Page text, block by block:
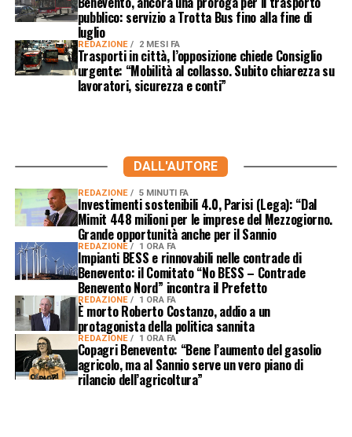
pubblico: servizio a Trotta Bus fino alla fine di
luglio
REDAZIONE 2 MESI FA
Trasporti in città, l’opposizione chiede Consiglio
urgente: “Mobilità al collasso. Subito chiarezza su
lavoratori, sicurezza e conti”
DALL'AUTORE
REDAZIONE 5 MINUTI FA
Investimenti sostenibili 4.0, Parisi (Lega): “Dal
Mimit 448 milioni per le imprese del Mezzogiorno.
Grande opportunità anche per il Sannio
REDAZIONE 1 ORA FA
Impianti BESS e rinnovabili nelle contrade di
Benevento: il Comitato “No BESS – Contrade
Benevento Nord” incontra il Prefetto
REDAZIONE 1 ORA FA
È morto Roberto Costanzo, addio a un
protagonista della politica sannita
REDAZIONE 1 ORA FA
Copagri Benevento: “Bene l’aumento del gasolio
agricolo, ma al Sannio serve un vero piano di
rilancio dell’agricoltura”